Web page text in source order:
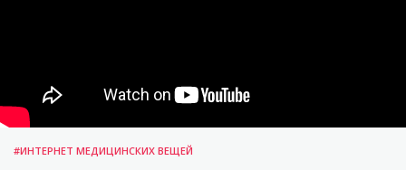
#ИНТЕРНЕТ МЕДИЦИНСКИХ ВЕЩЕЙ